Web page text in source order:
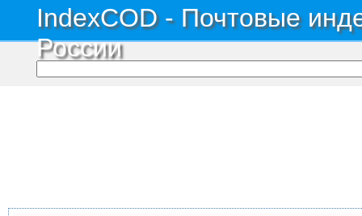
IndexCOD - Почтовые
России